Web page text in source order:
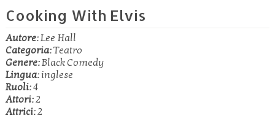
Cooking With Elvis
Autore:Lee Hall
Categoria:Teatro
Genere:Black Comedy
Lingua:inglese
Ruoli:4
Attori:2
Attrici:2